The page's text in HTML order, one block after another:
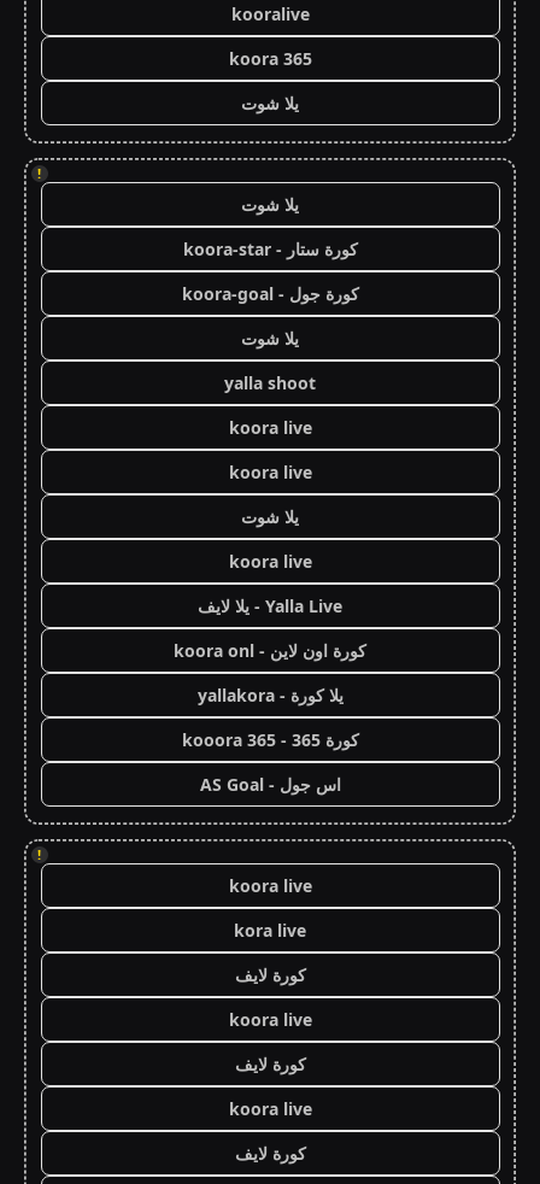
kooralive
koora 365
يلا شوت
!
يلا شوت
كورة ستار - koora-star
كورة جول - koora-goal
يلا شوت
yalla shoot
koora live
koora live
يلا شوت
koora live
Yalla Live - يلا لايف
كورة اون لاين - koora onl
يلا كورة - yallakora
كورة 365 - kooora 365
اس جول - AS Goal
!
koora live
kora live
كورة لايف
koora live
كورة لايف
koora live
كورة لايف